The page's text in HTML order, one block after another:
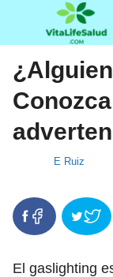
E Ruiz
El gaslighting